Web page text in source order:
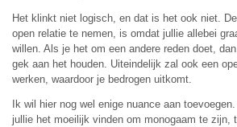
Het klinkt niet logisch, en dat is het ook niet.
open relatie te nemen, is omdat jullie allebei
willen. Als je het om een andere reden doet,
gek aan het houden. Uiteindelijk zal ook een
werken, waardoor je bedrogen uitkomt.
Ik wil hier nog wel enige nuance aan
jullie het moeilijk vinden om monogaam te zijn,